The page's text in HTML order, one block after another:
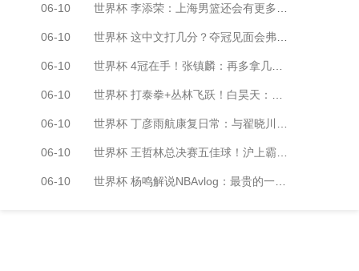
06-10 世界杯 李添荣：上海男篮还会有更多冠军 向张镇麟看齐
06-10 世界杯 这中文打几分？夺冠见面会弗格秀中文：我喜欢上海
06-10 世界杯 4冠在手！张镇麟：再多拿几冠 让家里橱柜摆不下
06-10 世界杯 打泰拳+丛林飞跃！白昊天：在我喜欢的状态里生活
06-10 世界杯 丁彦雨航康复日常：与翟晓川单挑 孙悦送装备
06-10 世界杯 王哲林总决赛五佳球！沪上霸王强硬助上海夺冠
06-10 世界杯 杨鸣解说NBAvlog：最贵的一场比赛 干活到凌晨